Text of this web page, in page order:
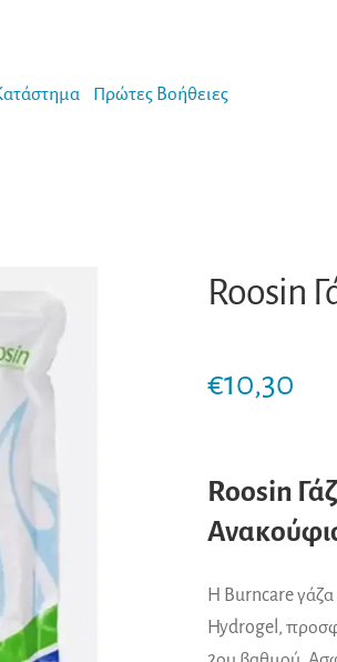
Πρώτες Βοήθειες
Roosin
€10,30
Roosin
Η Burncare
Hydrogel,